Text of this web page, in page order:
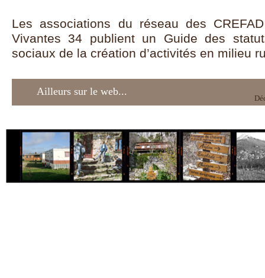
Les associations du réseau des
Vivantes 34 publient un Guide des
sociaux de la création d’activités en milieu
Ailleurs sur le web...